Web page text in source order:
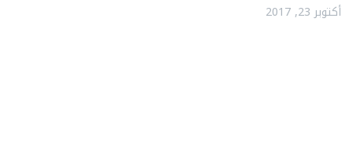
أكتوبر 23, 2017